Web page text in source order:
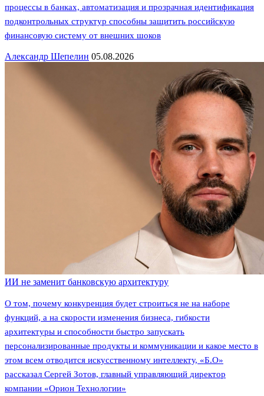
процессы в банках, автоматизация и прозрачная идентификация
подконтрольных структур способны защитить российскую
финансовую систему от внешних шоков
Александр Шепелин 05.08.2026
ИИ не заменит банковскую архитектуру
О том, почему конкуренция будет строиться не на наборе
функций, а на скорости изменения бизнеса, гибкости
архитектуры и способности быстро запускать
персонализированные продукты и коммуникации и какое место в
этом всем отводится искусственному интеллекту, «Б.О»
рассказал Сергей Зотов, главный управляющий директор
компании «Орион Технологии»